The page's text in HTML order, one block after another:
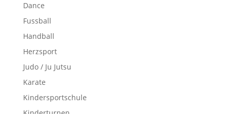
Dance
Fussball
Handball
Herzsport
Judo / Ju Jutsu
Karate
Kindersportschule